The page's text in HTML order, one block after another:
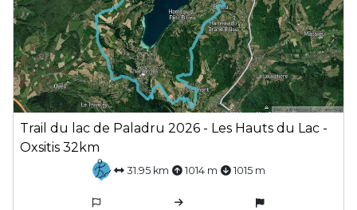
Trail du lac de Paladru 2026 - Les Hauts du Lac -
Oxsitis 32km
31.95 km 1014 m 1015 m